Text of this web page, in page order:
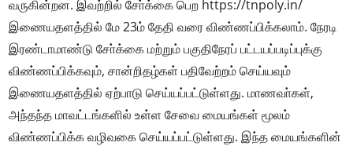
வருகின்றன. இவற்றில் சோ்க்கை பெற https://tnpoly.in/
இணையதளத்தில் மே 23ம் தேதி வரை விண்ணப்பிக்கலாம். நேரடி
இரண்டாமாண்டு சோ்க்கை மற்றும் பகுதிநேரப் பட்டயப்படிப்புக்கு
விண்ணப்பிக்கவும், சான்றிதழ்கள் பதிவேற்றம் செய்யவும்
இணையதளத்தில் ஏற்பாடு செய்யப்பட்டுள்ளது. மாணவா்கள்,
அந்தந்த மாவட்டங்களில் உள்ள சேவை மையங்கள் மூலம்
விண்ணப்பிக்க வழிவகை செய்யப்பட்டுள்ளது. இந்த மையங்களின்